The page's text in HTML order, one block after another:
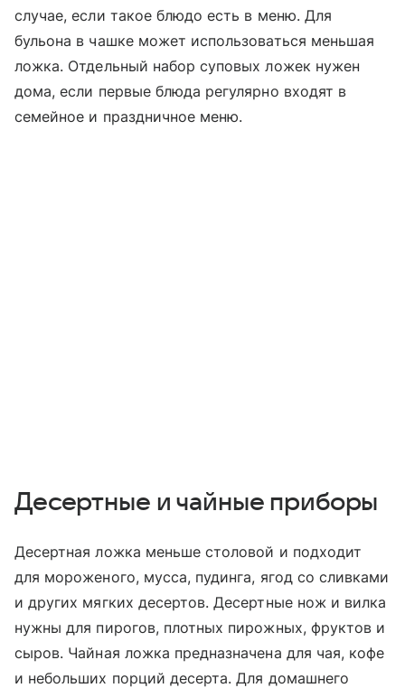
случае, если такое блюдо есть в меню. Для
бульона в чашке может использоваться меньшая
ложка. Отдельный набор суповых ложек нужен
дома, если первые блюда регулярно входят в
семейное и праздничное меню.
Десертные и чайные приборы
Десертная ложка меньше столовой и подходит
для мороженого, мусса, пудинга, ягод со сливками
и других мягких десертов. Десертные нож и вилка
нужны для пирогов, плотных пирожных, фруктов и
сыров. Чайная ложка предназначена для чая, кофе
и небольших порций десерта. Для домашнего